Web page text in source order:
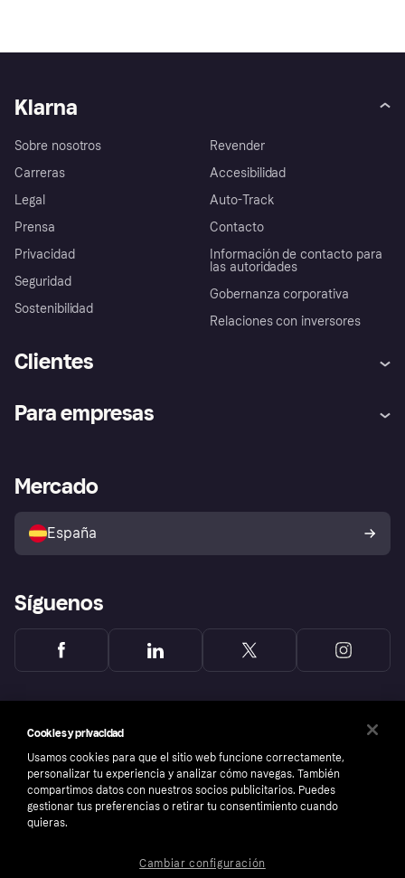
Klarna
Sobre nosotros
Carreras
Legal
Prensa
Privacidad
Seguridad
Sostenibilidad
Revender
Accesibilidad
Auto-Track
Contacto
Información de contacto para
las autoridades
Gobernanza corporativa
Relaciones con inversores
Clientes
Inicio de sesión
Directorio de tiendas
Política de protección al
comprador de Klarna
Reclamaciones
Para empresas
Acceso empresas
Mercado
España
Síguenos
Cookies y privacidad
Usamos cookies para que el sitio web funcione correctamente,
personalizar tu experiencia y analizar cómo navegas. También
compartimos datos con nuestros socios publicitarios. Puedes
gestionar tus preferencias o retirar tu consentimiento cuando
quieras.
Cambiar configuración